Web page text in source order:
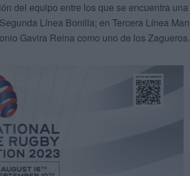
del equipo entre los que se encuentra
Línea Bonilla; en Tercera Línea
Gavira Reina como uno de los Zagueros.